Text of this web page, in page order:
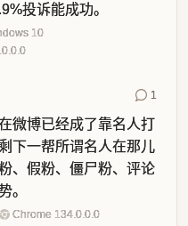
投诉能成功。
10
1
微博已经成了靠名人打
下一帮所谓名人在那儿
、假粉、僵尸粉、评论
。
Chrome 134.0.0.0